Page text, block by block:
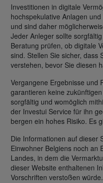
Investitionen in digitale
hochspekulative Anlagen
und sind daher
Jeder Anleger sollte
Beratung prüfen, ob digitale
sind. Stellen Sie sicher, dass
verstehen, bevor Sie diesen
Vergangene Ergebnisse und
garantieren keine
sorgfältig und womöglich
der Investui Service für ihn
bergen ein hohes Risiko. Es
Die Informationen auf dieser
Einwohner Belgiens noch an
Landes, in dem die
dieser Website enthaltenen
Vorschriften verstoßen würde.